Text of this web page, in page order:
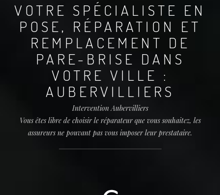
VOTRE SPÉCIALISTE EN
POSE, RÉPARATION ET
REMPLACEMENT DE
PARE-BRISE DANS
VOTRE VILLE :
AUBERVILLIERS
Intervention Aubervilliers
Vous êtes libre de choisir le réparateur que vous souhaitez, les
assureurs ne pouvant pas vous imposer leur prestataire.